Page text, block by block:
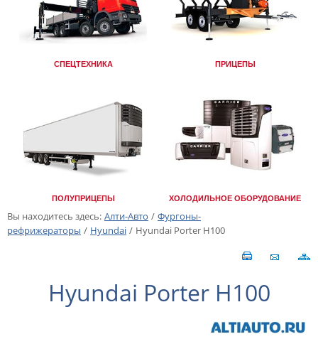
СПЕЦТЕХНИКА ПРИЦЕПЫ
ПОЛУПРИЦЕПЫ ХОЛОДИЛЬНОЕ ОБОРУДОВАНИЕ
Вы находитесь здесь: Алти-Авто / Фургоны-
рефрижераторы / Hyundai / Hyundai Porter H100
Hyundai Porter H100